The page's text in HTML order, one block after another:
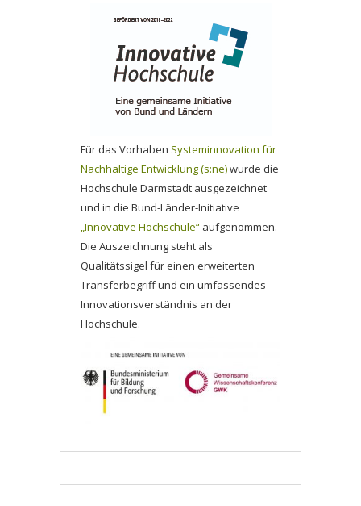
Für das Vorhaben Systeminnovation für
Nachhaltige Entwicklung (s:ne)wurde die
Hochschule Darmstadt ausgezeichnet
und in die Bund-Länder-Initiative
„Innovative Hochschule“ aufgenommen.
Die Auszeichnung steht als
Qualitätssigel für einen erweiterten
Transferbegriff und ein umfassendes
Innovationsverständnis an der
Hochschule.